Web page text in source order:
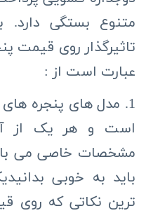
متنوع بستگی دارد.
تاثیرگذار روی قیمت
عبارت است از :
1. مدل های پنجره
است و هر یک از
مشخصات خاصی می
باید به خوبی
ترین نکاتی که روی